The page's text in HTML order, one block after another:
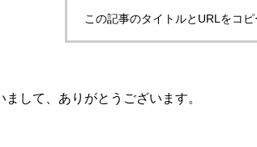
この記事のタイトルとURLをコピ
して、ありがとうございます。